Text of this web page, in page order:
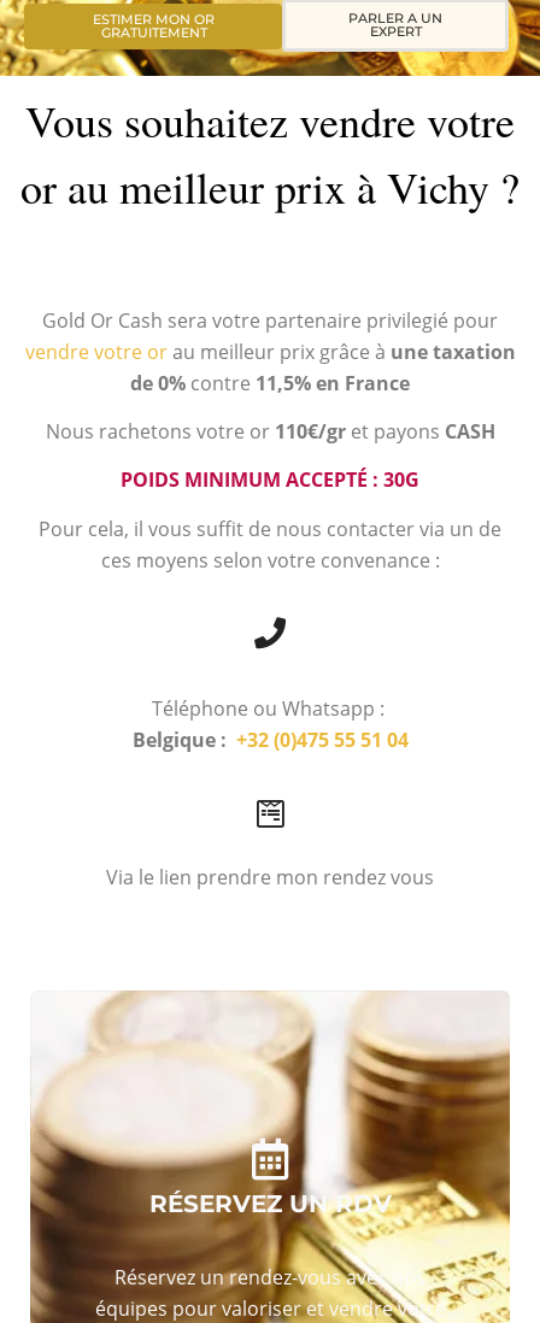
ESTIMER MON OR
GRATUITEMENT
PARLER A UN
EXPERT
Vous souhaitez vendre votre
or au meilleur prix à Vichy ?
Gold Or Cash sera votre partenaire privilegié pour
vendre votre orau meilleur prix grâce à une taxation
de 0% contre 11,5% en France
Nous rachetons votre or 110€/gr et payons CASH
POIDS MINIMUM ACCEPTÉ : 30G
Pour cela, il vous suffit de nous contacter via un de
ces moyens selon votre convenance :
Téléphone ou Whatsapp :
Belgique : +32 (0)475 55 51 04
Via le lien prendre mon rendez vous
RÉSERVEZ UN RDV
Réservez un rendez-vous avec nos
équipes pour valoriser et vendre votre